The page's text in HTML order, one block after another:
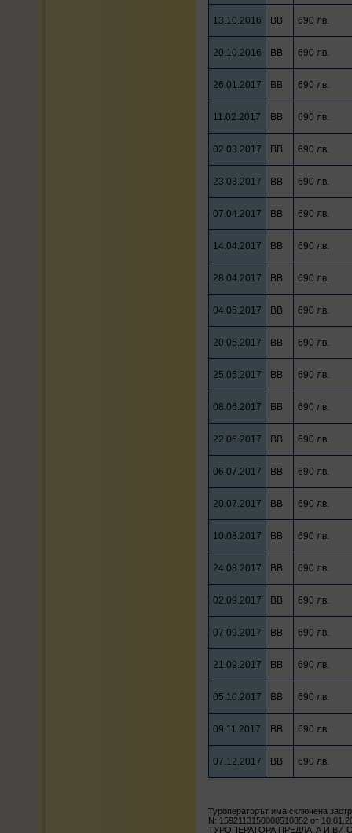
13.10.2016 BB 690 лв.
20.10.2016 BB 690 лв.
26.01.2017 BB 690 лв.
11.02.2017 BB 690 лв.
02.03.2017 BB 690 лв.
23.03.2017 BB 690 лв.
07.04.2017 BB 690 лв.
14.04.2017 BB 690 лв.
28.04.2017 BB 690 лв.
04.05.2017 BB 690 лв.
20.05.2017 BB 690 лв.
25.05.2017 BB 690 лв.
08.06.2017 BB 690 лв.
22.06.2017 BB 690 лв.
06.07.2017 BB 690 лв.
20.07.2017 BB 690 лв.
10.08.2017 BB 690 лв.
24.08.2017 BB 690 лв.
02.09.2017 BB 690 лв.
07.09.2017 BB 690 лв.
21.09.2017 BB 690 лв.
05.10.2017 BB 690 лв.
09.11.2017 BB 690 лв.
07.12.2017 BB 690 лв.
Туроператорът има сключена
N: 1592113150000510852 от
ТУРОПЕРАТОРА ПРЕДЛАГА И ВИ